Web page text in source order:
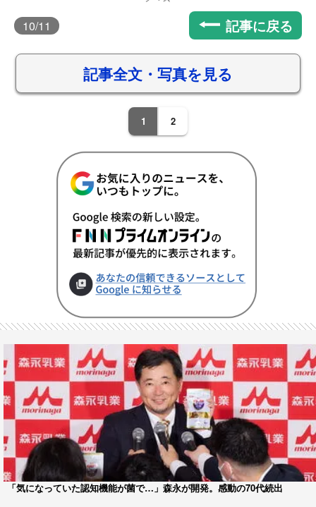
10/11 記事に戻る
記事全文・写真を見る
1 2
「気になっていた認知機能が菌で…」森永が開発。感動の70代続出